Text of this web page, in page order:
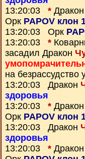
13:20:03 * Дракон
Орк PAPOV клон
13:20:03 Орк
13:20:03 *
засадил Дракон
на безрассудство
13:20:03 Дракон
здоровья
13:20:03 * Дракон
Орк PAPOV клон
13:20:03 Дракон
здоровья
13:20:03 * Дракон